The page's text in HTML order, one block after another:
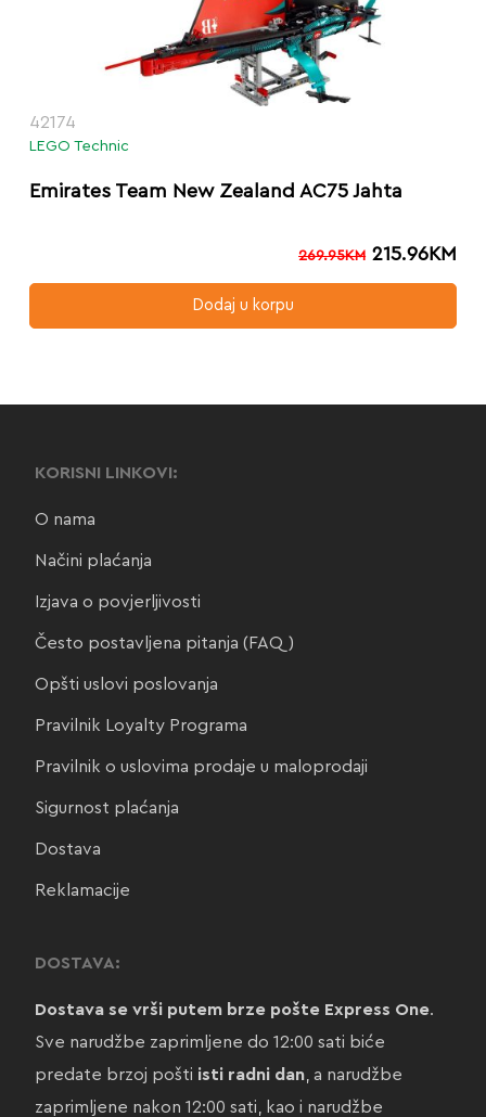
42174
LEGO Technic
Emirates Team New Zealand AC75 Jahta
269.95KM 215.96KM
Dodaj u korpu
KORISNI LINKOVI:
O nama
Načini plaćanja
Izjava o povjerljivosti
Često postavljena pitanja (FAQ)
Opšti uslovi poslovanja
Pravilnik Loyalty Programa
Pravilnik o uslovima prodaje u maloprodaji
Sigurnost plaćanja
Dostava
Reklamacije
DOSTAVA:
Dostava se vrši putem brze pošte Express One.
Sve narudžbe zaprimljene do 12:00 sati biće
predate brzoj pošti isti radni dan, a narudžbe
zaprimljene nakon 12:00 sati, kao i narudžbe